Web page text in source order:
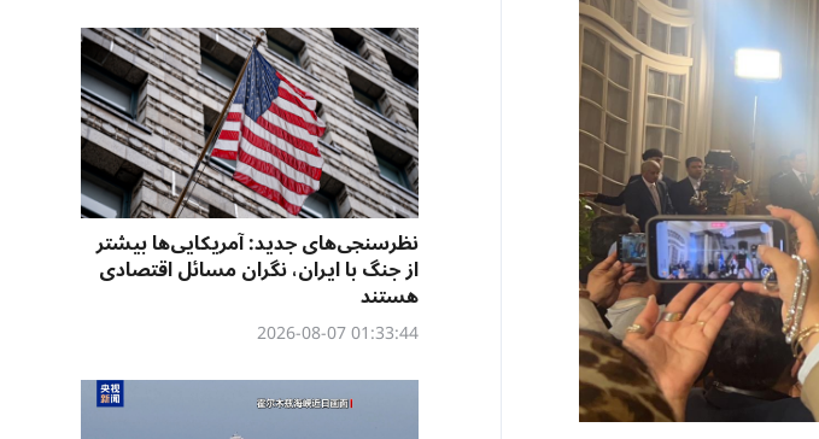
نظرسنجی‌‌های جدید: آمریکایی‌ها بیشتر
از جنگ با ایران، نگران مسائل اقتصادی
هستند
01:33:44 2026-08-07